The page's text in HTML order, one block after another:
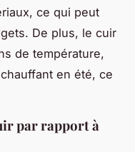
ce qui peut
De plus, le cuir
de température,
en été, ce
par rapport à